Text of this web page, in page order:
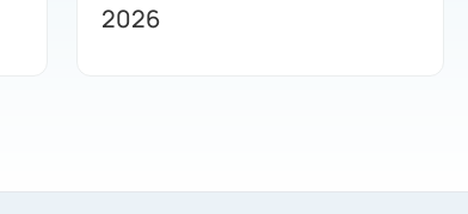
2026